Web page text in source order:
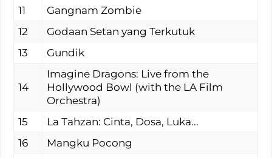
11
Gangnam Zombie
12
Godaan Setan yang Terkutuk
13
Gundik
14
Imagine Dragons: Live from the
Hollywood Bowl (with the LA Film
Orchestra)
15
La Tahzan: Cinta, Dosa, Luka...
16
Mangku Pocong